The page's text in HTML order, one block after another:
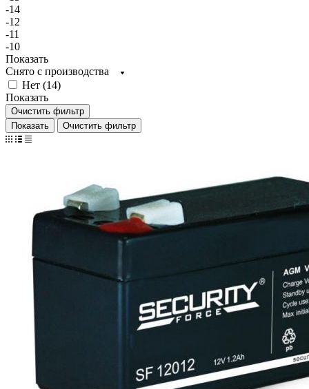
-14
-12
-11
-10
Показать
Снято с производства
Нет (14)
Показать
Очистить фильтр
Очистить фильтр